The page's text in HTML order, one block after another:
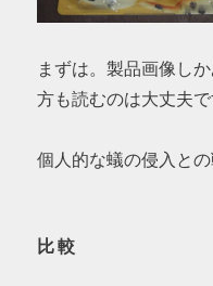
まずは。製品画像し
方も読むのは大丈夫で
個人的な蟻の侵入と
比較